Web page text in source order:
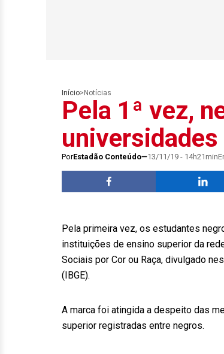
Início> Notícias
Pela 1ª vez,
PorEstadão Conteúdo 13/11/19 - 14h21min
Pela primeira vez, os estudantes
instituições de ensino superior da
Sociais por Cor ou Raça, divulgado
(IBGE).
A marca foi atingida a despeito das
superior registradas entre negros.